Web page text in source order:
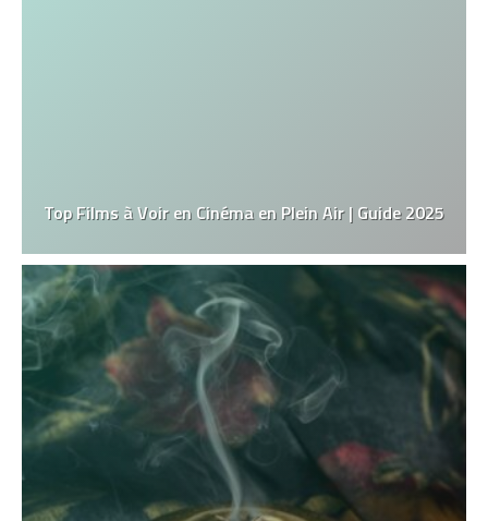
Top Films à Voir en Cinéma en Plein Air | Guide 2025